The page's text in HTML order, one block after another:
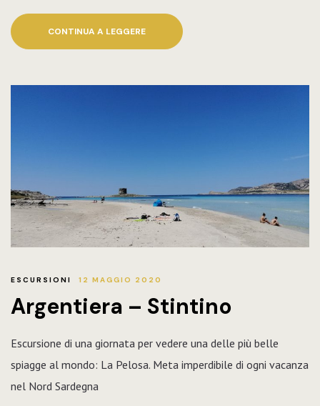
CONTINUA A LEGGERE
ESCURSIONI 12 MAGGIO 2020
Argentiera – Stintino
Escursione di una giornata per vedere una delle più belle
spiagge al mondo: La Pelosa. Meta imperdibile di ogni vacanza
nel Nord Sardegna